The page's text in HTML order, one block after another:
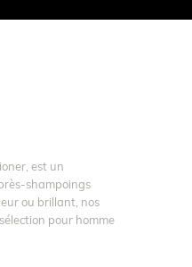
est un
shampoings
ou brillant, nos
pour homme